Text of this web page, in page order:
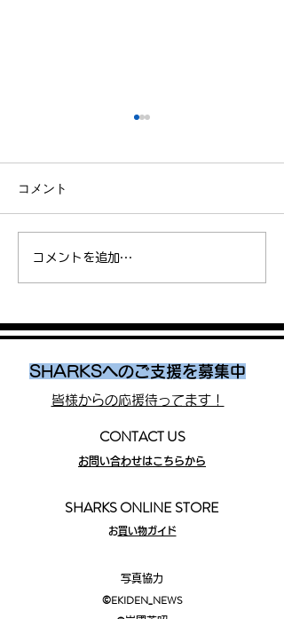
楠康成選手、ゴールドコ
ーストマラソンで初のハ
コメント
コメントを追加…
SHARKSへのご支援を募集中
皆様からの応援待ってます！
CONTACT US
お問い合わせはこちらから
SHARKS ONLINE STORE
​お買い物ガイド
写真協力
©EKIDEN_NEWS